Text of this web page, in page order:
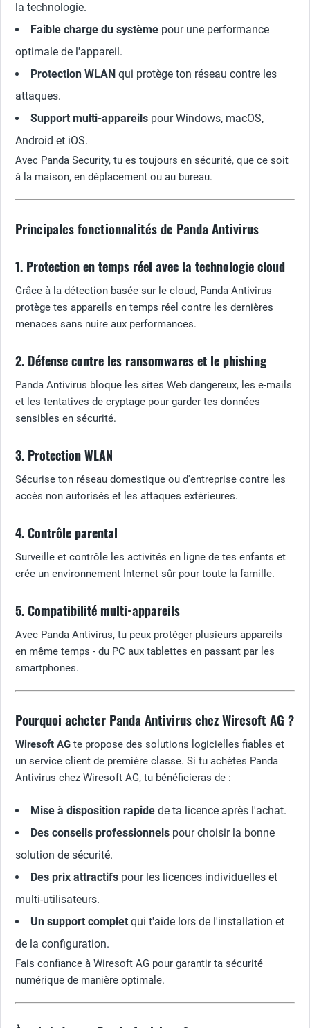
la technologie.
Faible charge du système pour une performance
optimale de l'appareil.
Protection WLAN qui protège ton réseau contre les
attaques.
Support multi-appareils pour Windows, macOS,
Android et iOS.
Avec Panda Security, tu es toujours en sécurité, que ce soit
à la maison, en déplacement ou au bureau.
Principales fonctionnalités de Panda Antivirus
1. Protection en temps réel avec la technologie cloud
Grâce à la détection basée sur le cloud, Panda Antivirus
protège tes appareils en temps réel contre les dernières
menaces sans nuire aux performances.
2. Défense contre les ransomwares et le phishing
Panda Antivirus bloque les sites Web dangereux, les e-mails
et les tentatives de cryptage pour garder tes données
sensibles en sécurité.
3. Protection WLAN
Sécurise ton réseau domestique ou d'entreprise contre les
accès non autorisés et les attaques extérieures.
4. Contrôle parental
Surveille et contrôle les activités en ligne de tes enfants et
crée un environnement Internet sûr pour toute la famille.
5. Compatibilité multi-appareils
Avec Panda Antivirus, tu peux protéger plusieurs appareils
en même temps - du PC aux tablettes en passant par les
smartphones.
Pourquoi acheter Panda Antivirus chez Wiresoft AG ?
Wiresoft AG te propose des solutions logicielles fiables et
un service client de première classe. Si tu achètes Panda
Antivirus chez Wiresoft AG, tu bénéficieras de :
Mise à disposition rapide de ta licence après l'achat.
Des conseils professionnels pour choisir la bonne
solution de sécurité.
Des prix attractifs pour les licences individuelles et
multi-utilisateurs.
Un support complet qui t'aide lors de l'installation et
de la configuration.
Fais confiance à Wiresoft AG pour garantir ta sécurité
numérique de manière optimale.